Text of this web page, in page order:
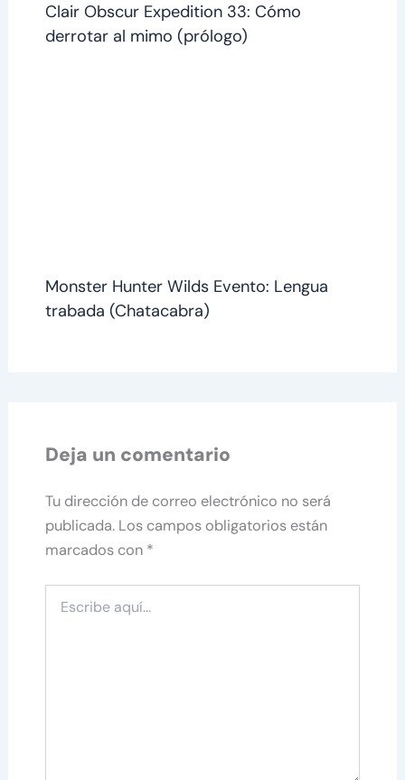
Clair Obscur Expedition 33: Cómo
derrotar al mimo (prólogo)
Monster Hunter Wilds Evento: Lengua
trabada (Chatacabra)
Deja un comentario
Tu dirección de correo electrónico no será
publicada. Los campos obligatorios están
marcados con *
aquí...